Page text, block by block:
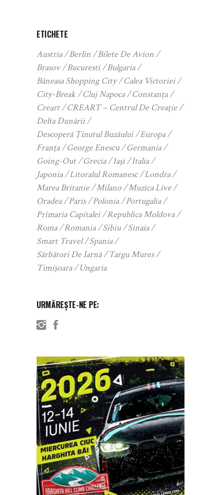
ETICHETE
Austria Berlin
Bilete De Avion
Brasov
Bucuresti
Bulgaria
Băneasa Shopping City
Calea Victoriei
City-Break
Cluj Napoca
Constanța
Creart
CREART – Centrul De Creație
Delta Dunării
Descoperă Ținutul Buzăului
Europa
Franța
George Enescu
Germania
Going-Out
Grecia Iași
Italia
Japonia
Litoralul Romanesc
Londra
Marea Britanie
Milano
Muzica Live
Oradea
Paris Polonia
Portugalia
Primaria Capitalei
Republica Moldova
Roma
Romania Sibiu
Sinaia
Smart Travel
Spania
Sărbători De Iarnă
Targu Mures
Timișoara
Ungaria
URMĂREȘTE-NE PE: